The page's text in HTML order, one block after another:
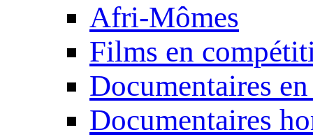
Afri-Mômes
Films en
Documentaires
Documentaires